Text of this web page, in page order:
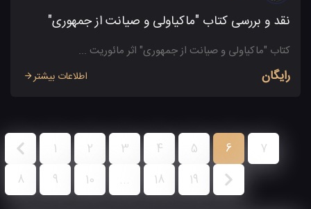
نقد و بررسی کتاب "ماکیاولی و صیانت از جمهوری"
کتاب "ماکیاولی و صیانت از جمهوری" اثر مائوریت ...
رایگان اطلاعات بیشتر
1 2 3 4 5 6
7
8
9 10 ... 18 19